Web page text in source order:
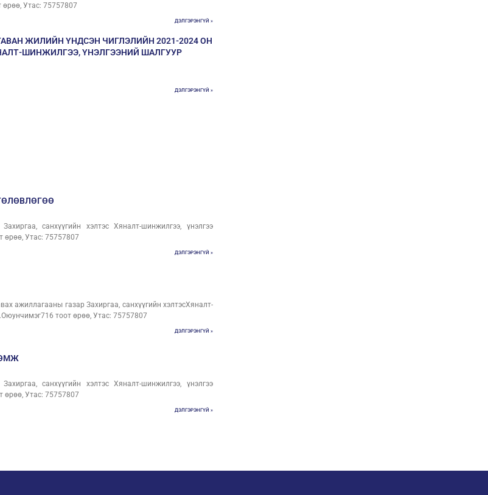
Утас: 75757807
ДЭЛГЭРЭНГҮЙ »
ЖИЛИЙН ҮНДСЭН ЧИГЛЭЛИЙН 2021-2024 ОН
ШИНЖИЛГЭЭ, ҮНЭЛГЭЭНИЙ ШАЛГУУР
ДЭЛГЭРЭНГҮЙ »
санхүүгийн хэлтэс Хяналт-шинжилгээ, үнэлгээ
өрөө, Утас: 75757807
ДЭЛГЭРЭНГҮЙ »
ажиллагааны газар Захиргаа, санхүүгийн хэлтэсХяналт-
тоот өрөө, Утас: 75757807
ДЭЛГЭРЭНГҮЙ »
санхүүгийн хэлтэс Хяналт-шинжилгээ, үнэлгээ
өрөө, Утас: 75757807
ДЭЛГЭРЭНГҮЙ »